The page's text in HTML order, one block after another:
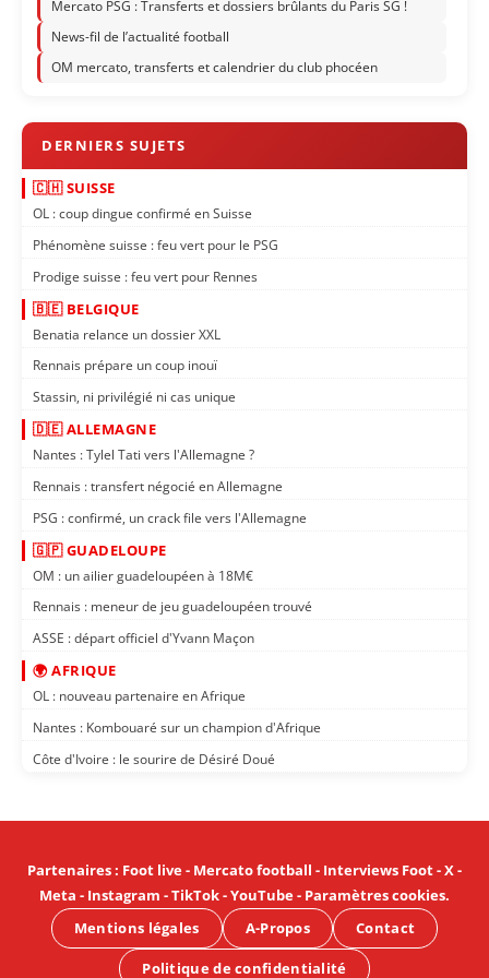
Mercato PSG : Transferts et dossiers brûlants du Paris SG !
News-fil de l’actualité football
OM mercato, transferts et calendrier du club phocéen
🇨🇭 SUISSE
OL : coup dingue confirmé en Suisse
Phénomène suisse : feu vert pour le PSG
Prodige suisse : feu vert pour Rennes
🇧🇪 BELGIQUE
Benatia relance un dossier XXL
Rennais prépare un coup inouï
Stassin, ni privilégié ni cas unique
🇩🇪 ALLEMAGNE
Nantes : Tylel Tati vers l'Allemagne ?
Rennais : transfert négocié en Allemagne
PSG : confirmé, un crack file vers l'Allemagne
🇬🇵 GUADELOUPE
OM : un ailier guadeloupéen à 18M€
Rennais : meneur de jeu guadeloupéen trouvé
ASSE : départ officiel d'Yvann Maçon
🌍 AFRIQUE
OL : nouveau partenaire en Afrique
Nantes : Kombouaré sur un champion d'Afrique
Côte d'Ivoire : le sourire de Désiré Doué
Partenaires: Foot live- Mercato football - Interviews Foot-X-
Meta - Instagram -TikTok-YouTube- Paramètres cookies.
Mentions légales
A-Propos Contact
Politique de confidentialité